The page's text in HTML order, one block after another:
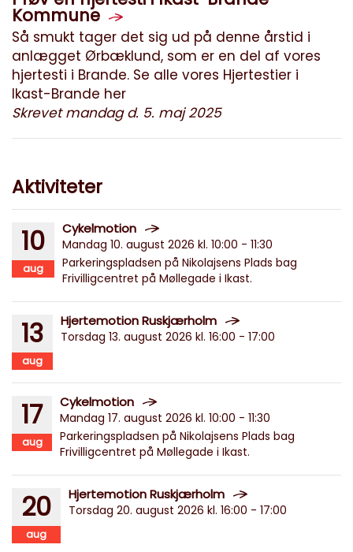
Kommune
Så smukt tager det sig ud på denne årstid i
anlægget Ørbæklund, som er en del af vores
hjertesti i Brande. Se alle vores Hjertestier i
Ikast-Brande her
Skrevet mandag d. 5. maj 2025
Aktiviteter
10
aug
Cykelmotion
Mandag 10. august 2026 kl. 10:00 - 11:30
Parkeringspladsen på Nikolajsens Plads bag
Frivilligcentret på Møllegade i Ikast.
13
aug
Hjertemotion Ruskjærholm
Torsdag 13. august 2026 kl. 16:00 - 17:00
17
aug
Cykelmotion
Mandag 17. august 2026 kl. 10:00 - 11:30
Parkeringspladsen på Nikolajsens Plads bag
Frivilligcentret på Møllegade i Ikast.
20
aug
Hjertemotion Ruskjærholm
Torsdag 20. august 2026 kl. 16:00 - 17:00